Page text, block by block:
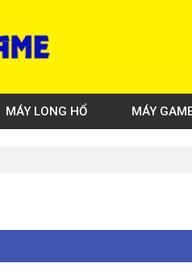
MÁY LONG HỔ MÁY